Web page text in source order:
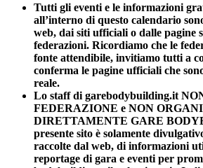
Tutti gli eventi e le informazioni
all’interno di questo calendario
web, dai siti ufficiali o dalle pagine
federazioni. Ricordiamo che le
fonte attendibile, invitiamo tutti a
conferma le pagine ufficiali che
reale.
Lo staff di garebodybuilding.it
FEDERAZIONE e NON
DIRETTAMENTE GARE
presente sito è solamente
raccolte dal web, di informazioni
reportage di gara e eventi per